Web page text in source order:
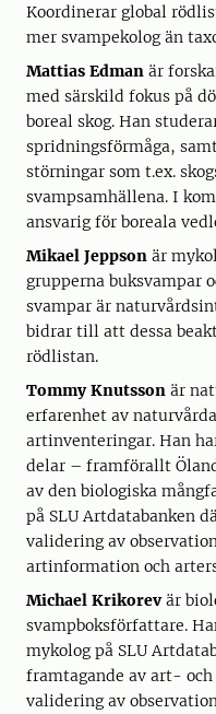
Koordinerar global
mer svampekolog än
Mattias Edman är
med särskild fokus på
boreal skog. Han
spridningsförmåga,
störningar som t.ex.
svampsamhällena. I
ansvarig för boreala
Mikael Jeppson är
grupperna buksvampar
svampar är
bidrar till att dessa
rödlistan.
Tommy Knutsson är
erfarenhet av
artinventeringar. Han
delar – framförallt
av den biologiska
på SLU Artdatabanken
validering av
artinformation och
Michael Krikorevär
svampboksförfattare.
mykolog på SLU
framtagande av art-
validering av